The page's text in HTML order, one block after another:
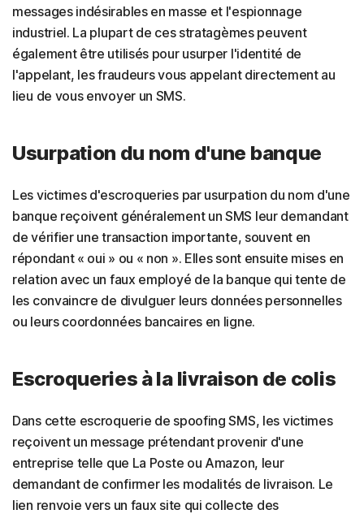
messages indésirables en masse et l'espionnage
industriel. La plupart de ces stratagèmes peuvent
également être utilisés pour usurper l'identité de
l'appelant, les fraudeurs vous appelant directement au
lieu de vous envoyer un SMS.
Usurpation du nom d'une banque
Les victimes d'escroqueries par usurpation du nom d'une
banque reçoivent généralement un SMS leur demandant
de vérifier une transaction importante, souvent en
répondant « oui » ou « non ». Elles sont ensuite mises en
relation avec un faux employé de la banque qui tente de
les convaincre de divulguer leurs données personnelles
ou leurs coordonnées bancaires en ligne.
Escroqueries à la livraison de colis
Dans cette escroquerie de spoofing SMS, les victimes
reçoivent un message prétendant provenir d'une
entreprise telle que La Poste ou Amazon, leur
demandant de confirmer les modalités de livraison. Le
lien renvoie vers un faux site qui collecte des